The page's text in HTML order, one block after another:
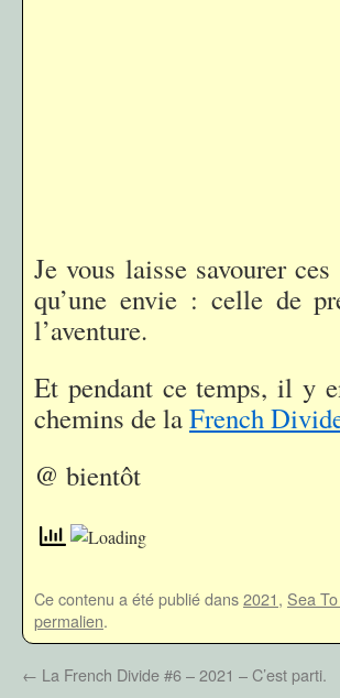
Je vous laisse savourer
qu’une envie : celle de
l’aventure.
Et pendant ce temps, il y
chemins de laFrench
@ bientôt
Ce contenu a été publié dans2021, Sea
permalien.
← La French Divide #6 – 2021 – C’est parti.